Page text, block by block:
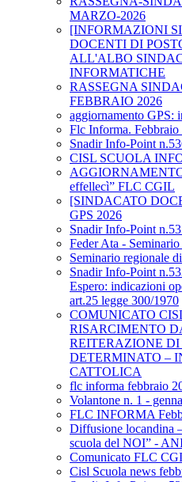
MARZO-2026
[INFORMAZIONI
DOCENTI DI
ALL'ALBO
INFORMATICHE
RASSEGNA
FEBBRAIO 2026
aggiornamento
Flc Informa. Febbraio
Snadir Info-Point
CISL SCUOLA
effellecì” FLC CGIL
[SINDACATO
GPS 2026
Snadir Info-Point
Feder Ata -
Seminario regionale
Snadir Info-Point
Espero: indicazioni
art.25 legge 300/1970
COMUNICATO
RISARCIMENTO
REITERAZIONE
DETERMINATO –
CATTOLICA
flc informa febbraio
Volantone n. 1 -
FLC INFORMA
Diffusione locandina
scuola del NOI” -
Comunicato FLC
Cisl Scuola news